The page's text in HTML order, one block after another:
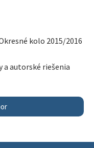
kolo 2015/2016
a autorské riešenia